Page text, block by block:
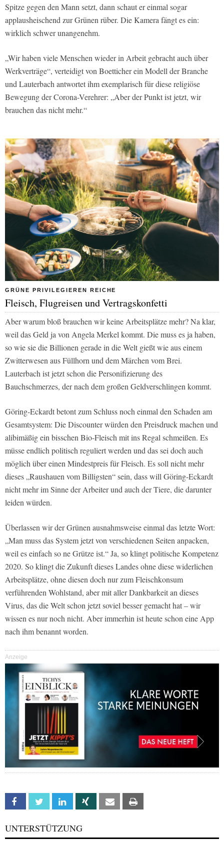
Spitze gegen den Mann setzt, dann schaut er einmal sogar
applausheischend zur Grünen rüber. Die Kamera fängt es ein:
wirklich schwer unangenehm.
„Wir haben viele Menschen wieder in Arbeit gebracht auch über
Werkverträge“, verteidigt von Boetticher ein Modell der Branche
und Lauterbach antwortet ihm exemplarisch für diese religiöse
Bewegung der Corona-Verehrer: „Aber der Punkt ist jetzt, wir
brauchen das nicht mehr.“
GRÜNE PRIVILEGIEREN REICHE
Fleisch, Flugreisen und Vertragskonfetti
Aber warum bloß brauchen wir keine Arbeitsplätze mehr? Na klar,
weil das Geld ja von Angela Merkel kommt. Die muss es ja haben,
so wie sie die Billionen gerade in die Welt gießt wie aus einem
Zwitterwesen aus Füllhorn und dem Märchen vom Brei.
Lauterbach ist jetzt schon die Personifizierung des
Bauchschmerzes, der nach dem großen Geldverschlingen kommt.
Göring-Eckardt betont zum Schluss noch einmal den Schaden am
Gesamtsystem: Die Discounter würden den Preisdruck machen und
alibimäßig ein bisschen Bio-Fleisch mit ins Regal schmeißen. Es
müsse endlich politisch reguliert werden und das sei doch auch
möglich über einen Mindestpreis für Fleisch. Es soll nicht mehr
dieses „Raushauen vom Billigsten“ sein, dass will Göring-Eckardt
nicht mehr im Sinne der Arbeiter und auch der Tiere, die darunter
leiden würden.
Überlassen wir der Grünen ausnahmsweise einmal das letzte Wort:
„Man muss das System jetzt von verschiedenen Seiten anpacken,
weil es einfach so ne Grütze ist.“ Ja, so klingt politische Kompetenz
2020. So klingt die Zukunft dieses Landes ohne diese widerlichen
Arbeitsplätze, ohne diesen doch nur zum Fleischkonsum
verführenden Wohlstand, aber mit aller Dankbarkeit an dieses
Virus, das die Welt schon jetzt soviel besser gemacht hat – wir
wissen es nur noch nicht. Aber immerhin ist heute schon eine App
nach ihm benannt worden.
Anzeige
Facebook Twitter Linkedin Xing Email
UNTERSTÜTZUNG